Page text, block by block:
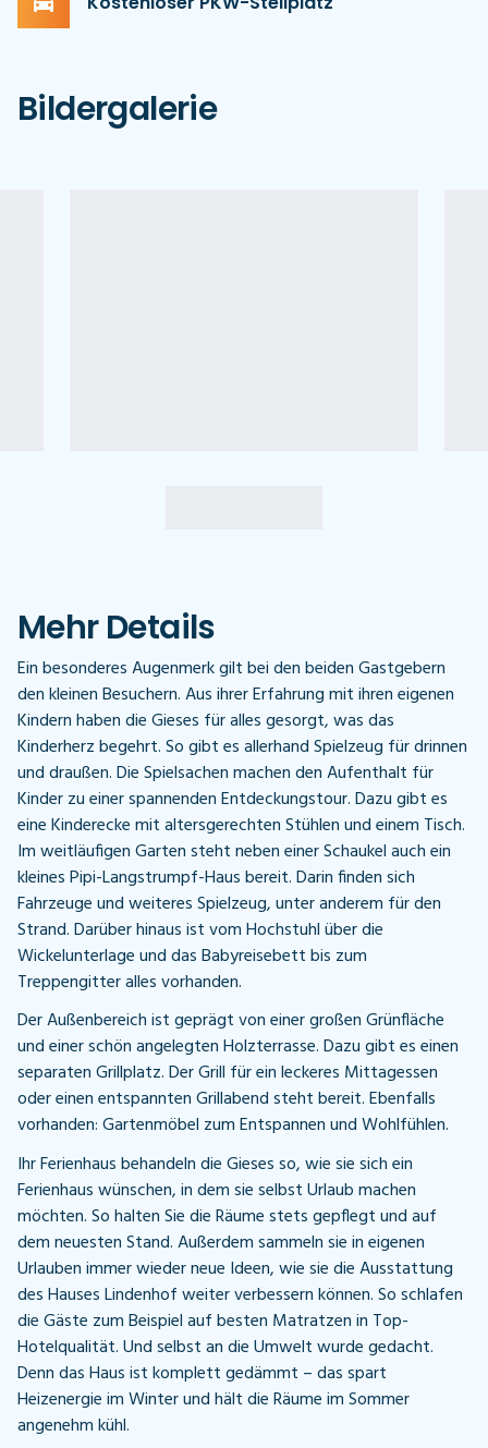
Bildergalerie
Mehr Details
Ein besonderes Augenmerk gilt bei den beiden Gastgebern
den kleinen Besuchern. Aus ihrer Erfahrung mit ihren eigenen
Kindern haben die Gieses für alles gesorgt, was das
Kinderherz begehrt. So gibt es allerhand Spielzeug für drinnen
und draußen. Die Spielsachen machen den Aufenthalt für
Kinder zu einer spannenden Entdeckungstour. Dazu gibt es
eine Kinderecke mit altersgerechten Stühlen und einem Tisch.
Im weitläufigen Garten steht neben einer Schaukel auch ein
kleines Pipi-Langstrumpf-Haus bereit. Darin finden sich
Fahrzeuge und weiteres Spielzeug, unter anderem für den
Strand. Darüber hinaus ist vom Hochstuhl über die
Wickelunterlage und das Babyreisebett bis zum
Treppengitter alles vorhanden.
Der Außenbereich ist geprägt von einer großen Grünfläche
und einer schön angelegten Holzterrasse. Dazu gibt es einen
separaten Grillplatz. Der Grill für ein leckeres Mittagessen
oder einen entspannten Grillabend steht bereit. Ebenfalls
vorhanden: Gartenmöbel zum Entspannen und Wohlfühlen.
Ihr Ferienhaus behandeln die Gieses so, wie sie sich ein
Ferienhaus wünschen, in dem sie selbst Urlaub machen
möchten. So halten Sie die Räume stets gepflegt und auf
dem neuesten Stand. Außerdem sammeln sie in eigenen
Urlauben immer wieder neue Ideen, wie sie die Ausstattung
des Hauses Lindenhof weiter verbessern können. So schlafen
die Gäste zum Beispiel auf besten Matratzen in Top-
Hotelqualität. Und selbst an die Umwelt wurde gedacht.
Denn das Haus ist komplett gedämmt – das spart
Heizenergie im Winter und hält die Räume im Sommer
angenehm kühl.